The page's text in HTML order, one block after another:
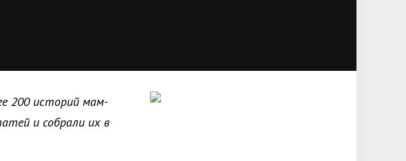
200 историй мам-
и собрали их в